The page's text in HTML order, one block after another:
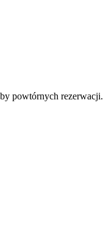
powtórnych rezerwacji.